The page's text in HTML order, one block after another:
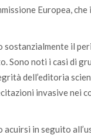
Europea,
sostanzialmente il
noti i casi di
dell’editoria
invasive nei
in seguito